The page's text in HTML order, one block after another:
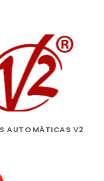
AUTOMÁTICAS V2